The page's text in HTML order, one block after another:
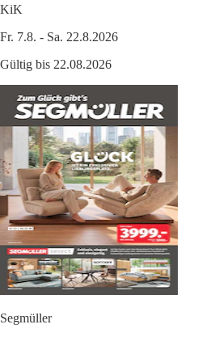
KiK
Fr. 7.8. - Sa. 22.8.2026
Gültig bis 22.08.2026
Segmüller